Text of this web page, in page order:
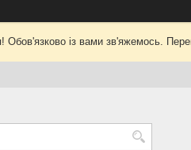
із вами зв'яжемось.